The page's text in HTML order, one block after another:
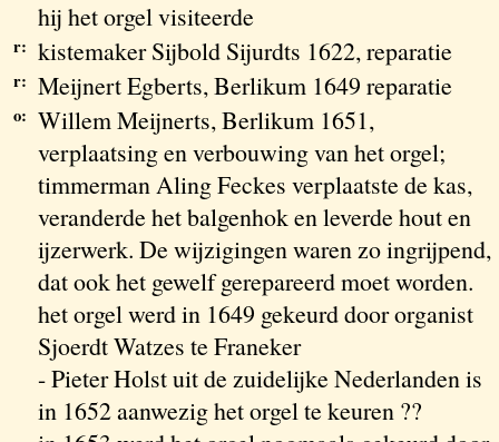
hij het orgel visiteerde
r: kistemaker Sijbold Sijurdts 1622, reparatie
r: Meijnert Egberts, Berlikum 1649 reparatie
o: Willem Meijnerts, Berlikum 1651,
verplaatsing en verbouwing van het orgel;
timmerman Aling Feckes verplaatste de kas,
veranderde het balgenhok en leverde hout en
ijzerwerk. De wijzigingen waren zo ingrijpend,
dat ook het gewelf gerepareerd moet worden.
het orgel werd in 1649 gekeurd door organist
Sjoerdt Watzes te Franeker
- Pieter Holst uit de zuidelijke Nederlanden is
in 1652 aanwezig het orgel te keuren ??